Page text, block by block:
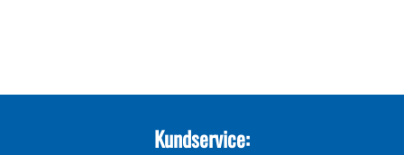
Kundservice: